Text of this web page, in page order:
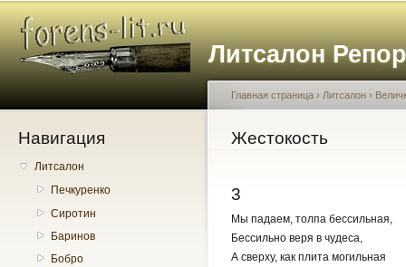
Литсалон
Навигация
Литсалон
Печкуренко
Сиротин
Баринов
Бобро
Вы здесь
Главная страница › Литсалон ›
Жестокость
3
Мы падаем, толпа бессильная,
Бессильно веря в чудеса,
А сверху, как плита могильная